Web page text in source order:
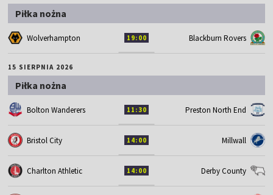
Piłka nożna
Wolverhampton 19:00 Blackburn Rovers
15 SIERPNIA 2026
Piłka nożna
Bolton Wanderers 11:30 Preston North End
Bristol City 14:00 Millwall
Charlton Athletic 14:00 Derby County